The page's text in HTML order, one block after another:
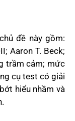
đề này gồm:
Aaron T. Beck;
trầm cảm; mức
cụ test có giải
hiểu nhầm và